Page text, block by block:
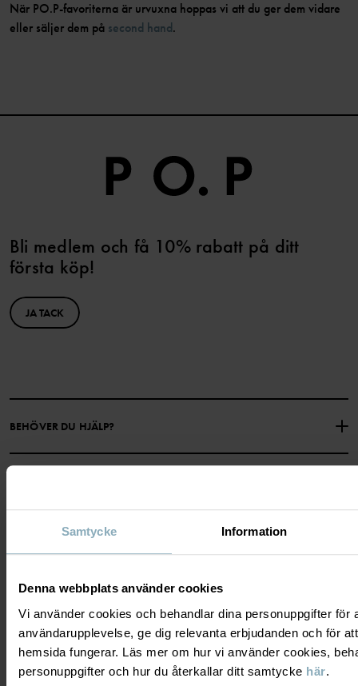
Samtycke Information
Denna webbplats använder cookies
Vi använder cookies och behandlar dina personuppgifter för
användarupplevelse, ge dig relevanta erbjudanden och för
hemsida fungerar. Läs mer om hur vi använder cookies,
personuppgifter och hur du återkallar ditt samtycke här.
När PO.P-favoriterna är urvuxna hoppas vi att du ger dem vidare
eller säljer dem på second hand.
Bli medlem och få 10% rabatt på ditt
första köp!
JA TACK
BEHÖVER DU HJÄLP?
PRESENTKORTSALDO KÖPVILLKOR
INTEGRITETSPOLICY COOKIEPOLICY
Jobb
Press
Tillgänglighet för webbinnehåll
TikTok
LinkedIn
MEDLEM
Medlemsförmåner
Medlemsvillkor